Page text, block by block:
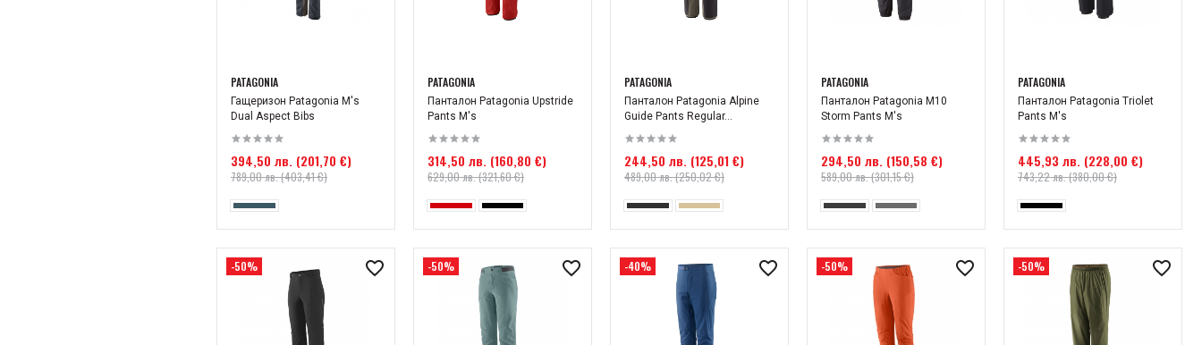
PATAGONIA
Гащеризон Patagonia M's
Dual Aspect Bibs
394,50 лв. (201,70 €)
789,00 лв. (403,41 €)
PATAGONIA
Панталон Patagonia Upstride
Pants M's
314,50 лв. (160,80 €)
629,00 лв. (321,60 €)
PATAGONIA
Панталон Patagonia Alpine
Guide Pants Regular...
244,50 лв. (125,01 €)
489,00 лв. (250,02 €)
PATAGONIA
Панталон Patagonia M10
Storm Pants M's
294,50 лв. (150,58 €)
589,00 лв. (301,15 €)
PATAGONIA
Панталон Patagonia Triolet
Pants M's
445,93 лв. (228,00 €)
743,22 лв. (380,00 €)
-50% -50% -40% -50% -50%